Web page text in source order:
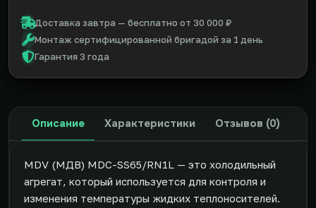
Доставка завтра — бесплатно от 30 000 ₽
Монтаж сертифицированной бригадой за 1 день
Гарантия 3 года
Описание Характеристики Отзывов (0)
MDV (МДВ) MDC-SS65/RN1L — это холодильный
агрегат, который используется для контроля и
изменения температуры жидких теплоносителей.